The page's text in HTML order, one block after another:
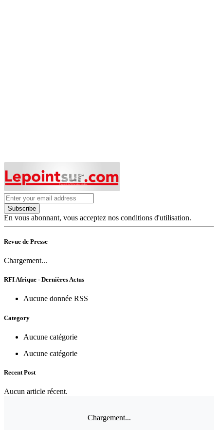
Subscribe
En vous abonnant, vous acceptez nos conditions d'utilisation.
Revue de Presse
Chargement...
RFI Afrique - Dernières Actus
Aucune donnée RSS
Category
Aucune catégorie
Aucune catégorie
Recent Post
Aucun article récent.
Chargement...